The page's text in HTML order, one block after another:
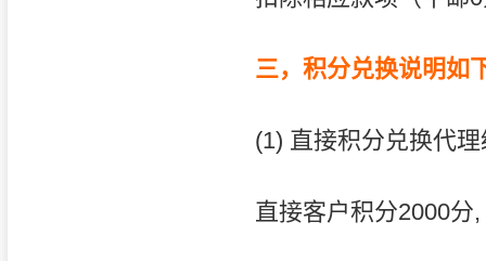
三，积分兑换说明如
(1) 直接积分兑换代
直接客户积分2000分